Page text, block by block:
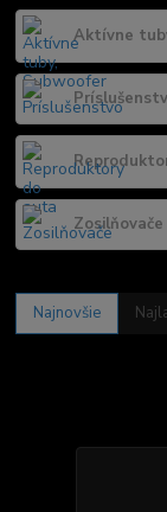
Aktívne
Zosilňovače
Najnovšie